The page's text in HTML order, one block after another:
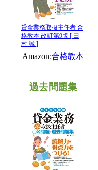
貸金業務取扱主任者 合
格教本 改訂第9版 [ 田
村 誠 ]
Amazon:合格教本
過去問題集